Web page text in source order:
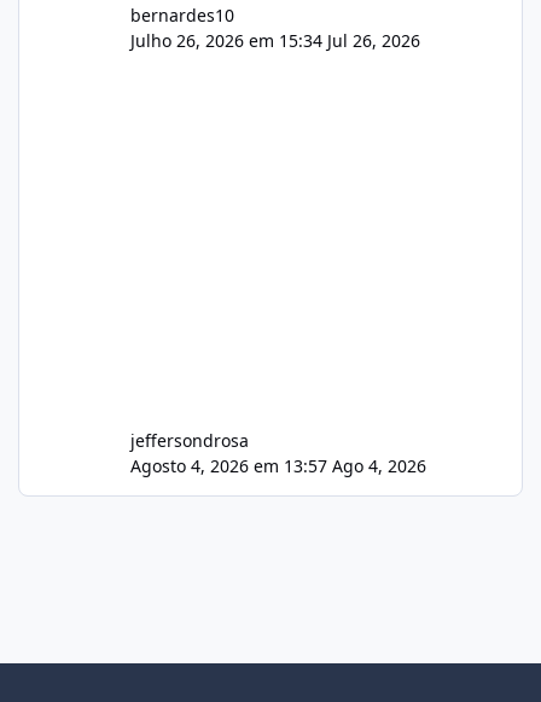
bernardes10
Julho 26, 2026 em 15:34 Jul 26, 2026
jeffersondrosa
Agosto 4, 2026 em 13:57 Ago 4, 2026